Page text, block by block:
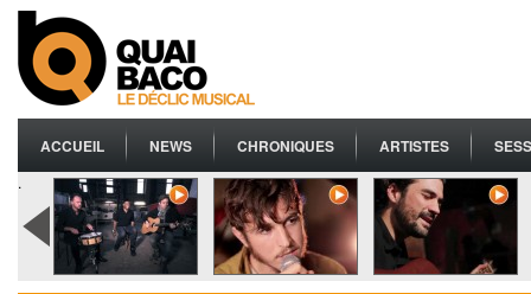
ACCUEIL NEWS CHRONIQUES ARTISTES
.